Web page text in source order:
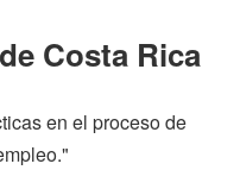
Costa Rica
en el proceso de